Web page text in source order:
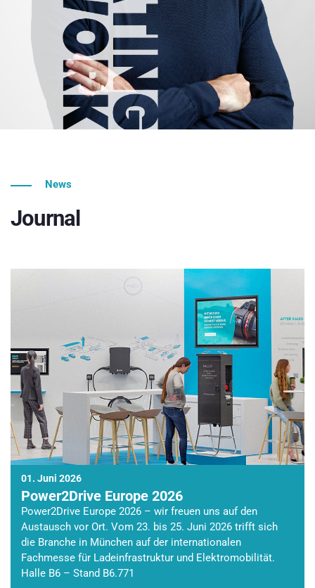
News
Journal
01. Juni 2026
Power2Drive Europe 2026
Power2Drive Europe 2026 – wir freuen uns auf den
Austausch vor Ort. Vom 23. bis 25. Juni 2026 trifft sich
die Branche in München auf der internationalen
Fachmesse für Ladeinfrastruktur und Elektromobilität.
Halle B6 – Stand B6.771